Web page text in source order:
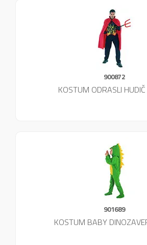
900872
KOSTUM ODRASLI
901689
KOSTUM BABY